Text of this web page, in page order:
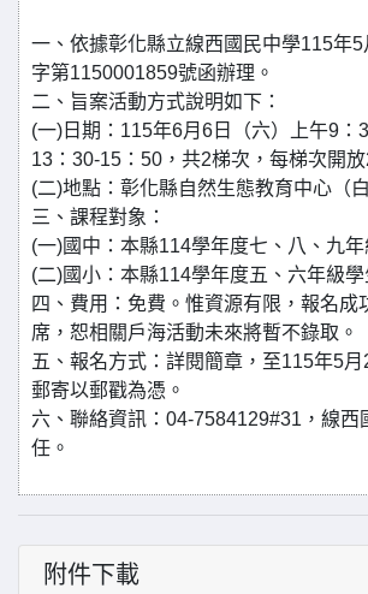
一、依據彰化縣立線西國民中學115年
字第1150001859號函辦理。
二、旨案活動方式說明如下：
(一)日期：115年6月6日（六）上午9：
13：30-15：50，共2梯次，每梯次開放
(二)地點：彰化縣自然生態教育中心（
三、課程對象：
(一)國中：本縣114學年度七、八、九年
(二)國小：本縣114學年度五、六年級學
四、費用：免費。惟資源有限，報名成
席，恕相關戶海活動未來將暫不錄取。
五、報名方式：詳閱簡章，至115年5月
郵寄以郵戳為憑。
六、聯絡資訊：04-7584129#31，線西
任。
附件下載